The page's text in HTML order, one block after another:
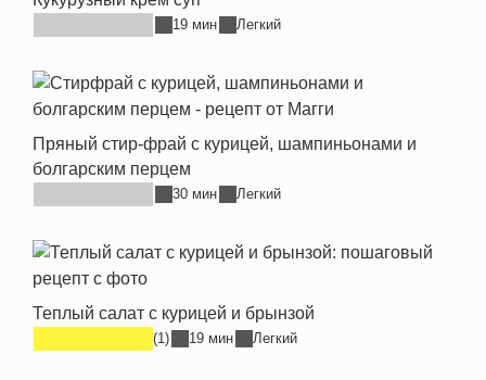
19 мин Легкий
Пряный стир-фрай с курицей, шампиньонами и
болгарским перцем
30 мин Легкий
Теплый салат с курицей и брынзой
(1) 19 мин Легкий